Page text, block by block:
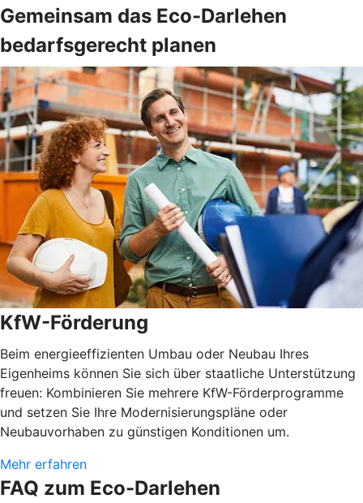
Gemeinsam das Eco-Darlehen
bedarfsgerecht planen
KfW-Förderung
Beim energieeffizienten Umbau oder Neubau Ihres
Eigenheims können Sie sich über staatliche Unterstützung
freuen: Kombinieren Sie mehrere KfW-Förderprogramme
und setzen Sie Ihre Modernisierungspläne oder
Neubauvorhaben zu günstigen Konditionen um.
Mehr erfahren
FAQ zum Eco-Darlehen